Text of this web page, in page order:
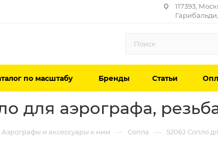
117393,
по масштабу Бренды Статьи
для аэрографа,
Аэрографы и аксессуары к ним — Сопла — 5206J Сопло